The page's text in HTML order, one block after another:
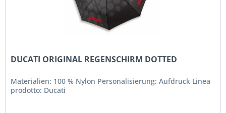
DUCATI ORIGINAL REGENSCHIRM DOTTED
Materialien: 100 % Nylon Personalisierung: Aufdruck Linea
prodotto: Ducati